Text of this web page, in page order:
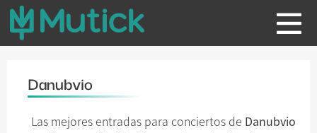
Danubvio
Las mejores entradas para conciertos de Danubvio